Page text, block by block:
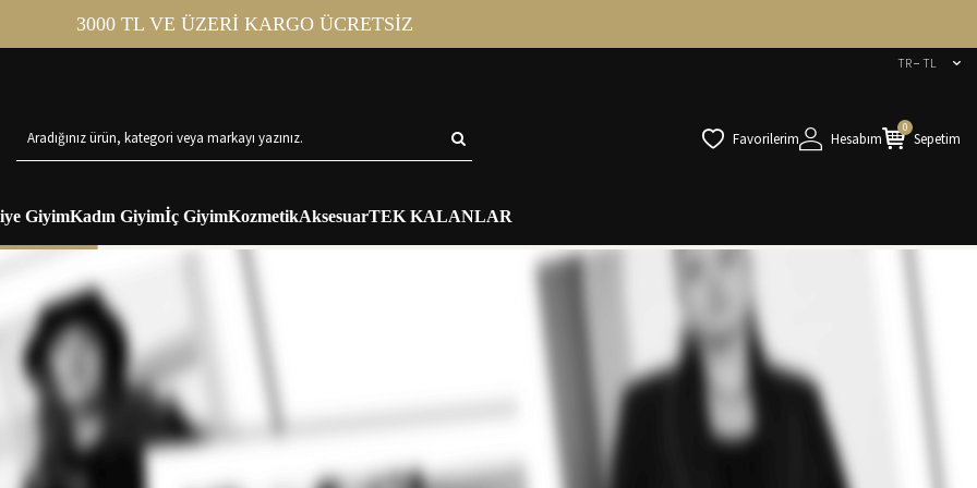
3000 TL VE ÜZERİ KARGO ÜCRETSİZ
TR − TL
Favorilerim Hesabım
0
Sepetim
GiyimKadın Giyimİç GiyimKozmetikAksesuarTEK KALANLAR